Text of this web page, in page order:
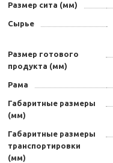
Размер сита (мм)
Сырье
Размер готового
продукта (мм)
Рама
Габаритные размеры
(мм)
Габаритные размеры
транспортировки
(мм)